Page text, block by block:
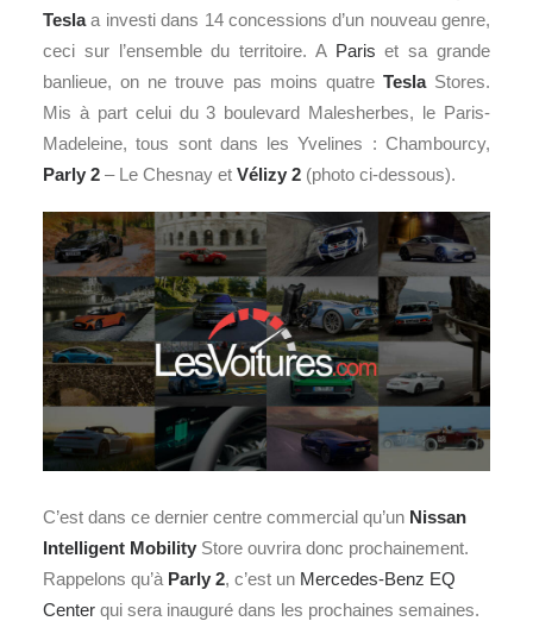
Teslaa investi dans 14 concessions d’un nouveau genre,
ceci sur l’ensemble du territoire. A Paris et sa grande
banlieue, on ne trouve pas moins quatre TeslaStores.
Mis à part celui du3 boulevard Malesherbes, le Paris-
Madeleine, tous sont dans les Yvelines : Chambourcy,
Parly 2 – Le Chesnay et Vélizy 2 (photo ci-dessous).
C’est dans ce dernier centre commercial qu’un Nissan
Intelligent Mobility Store ouvrira donc prochainement.
Rappelons qu’à Parly 2, c’est un Mercedes-Benz EQ
Center qui sera inauguré dans les prochaines semaines.